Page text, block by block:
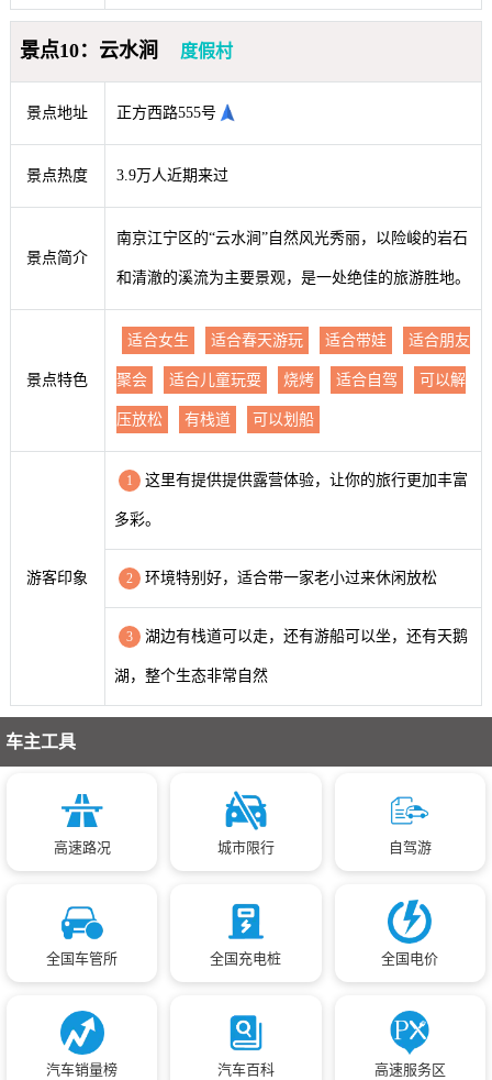
景点10：云水涧 度假村
景点地址 正方西路555号
景点热度 3.9万人近期来过
景点简介
南京江宁区的“云水涧”自然风光秀丽，以险峻的岩石
和清澈的溪流为主要景观，是一处绝佳的旅游胜地。
景点特色
适合女生 适合春天游玩 适合带娃 适合朋友
聚会 适合儿童玩耍 烧烤 适合自驾 可以解
压放松 有栈道 可以划船
游客印象
1 这里有提供提供露营体验，让你的旅行更加丰富
多彩。
2 环境特别好，适合带一家老小过来休闲放松
3 湖边有栈道可以走，还有游船可以坐，还有天鹅
湖，整个生态非常自然
车主工具
高速路况 城市限行 自驾游
全国车管所 全国充电桩 全国电价
汽车销量榜 汽车百科 高速服务区